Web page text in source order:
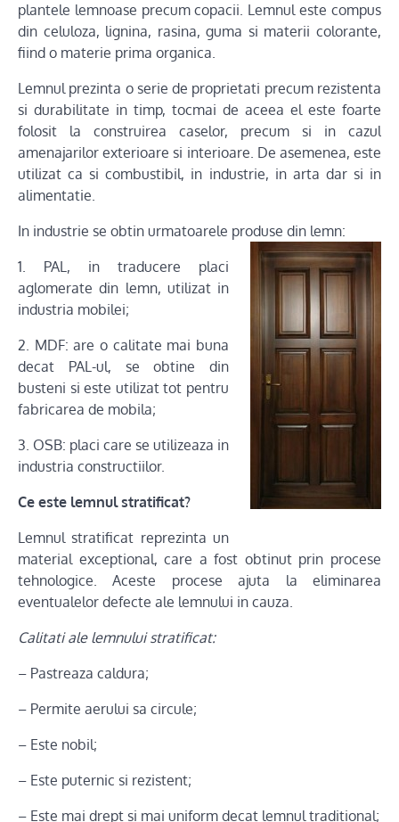
plantele lemnoase precum copacii. Lemnul este compus
din celuloza, lignina, rasina, guma si materii colorante,
fiind o materie prima organica.
Lemnul prezinta o serie de proprietati precum rezistenta
si durabilitate in timp, tocmai de aceea el este foarte
folosit la construirea caselor, precum si in cazul
amenajarilor exterioare si interioare. De asemenea, este
utilizat ca si combustibil, in industrie, in arta dar si in
alimentatie.
In industrie se obtin urmatoarele produse din lemn:
1. PAL, in traducere placi
aglomerate din lemn, utilizat in
industria mobilei;
2. MDF: are o calitate mai buna
decat PAL-ul, se obtine din
busteni si este utilizat tot pentru
fabricarea de mobila;
3. OSB: placi care se utilizeaza in
industria constructiilor.
Ce este lemnul stratificat?
Lemnul stratificat reprezinta un
material exceptional, care a fost obtinut prin procese
tehnologice. Aceste procese ajuta la eliminarea
eventualelor defecte ale lemnului in cauza.
Calitati ale lemnului stratificat:
– Pastreaza caldura;
– Permite aerului sa circule;
– Este nobil;
– Este puternic si rezistent;
– Este mai drept si mai uniform decat lemnul traditional;